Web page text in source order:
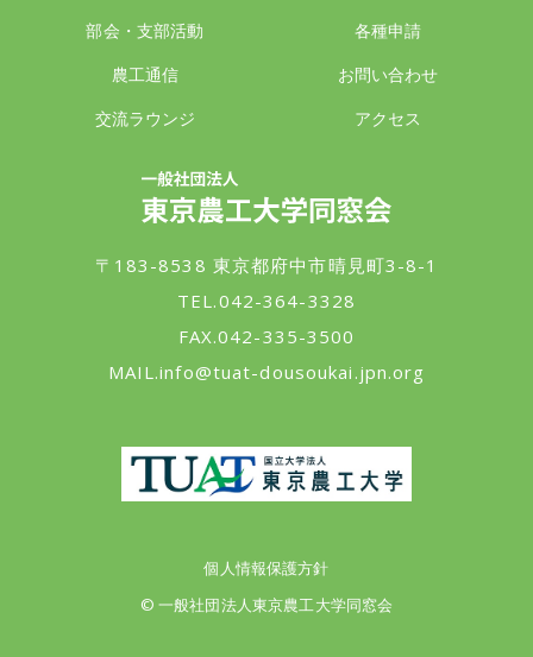
部会・支部活動
農工通信
交流ラウンジ
各種申請
お問い合わせ
アクセス
〒183-8538 東京都府中市晴見町3-8-1
TEL.042-364-3328
FAX.042-335-3500
MAIL.info@tuat-dousoukai.jpn.org
個人情報保護方針
© 一般社団法人東京農工大学同窓会